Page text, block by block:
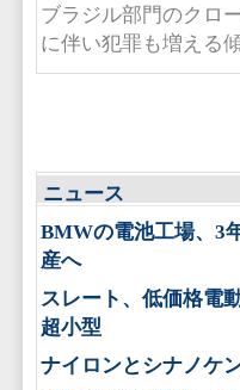
ブラジル部門のクロ
に伴い犯罪も増える
ニュース
BMWの電池工場、3
産へ
スレート、低価格電
超小型
ナイロンとシナノケ